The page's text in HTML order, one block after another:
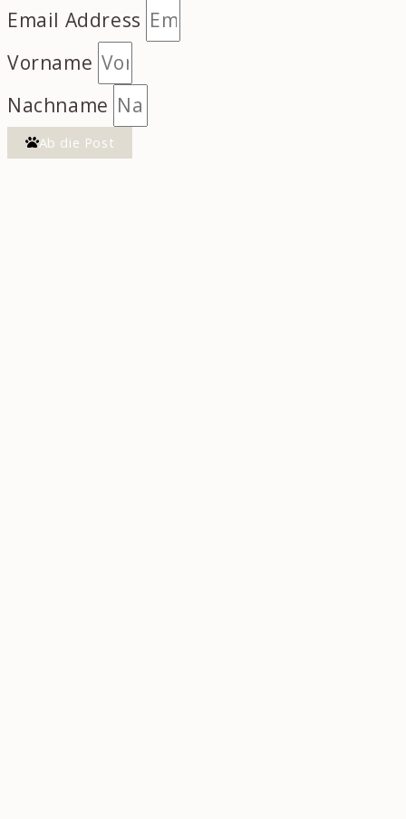
Email Address
Vorname
Nachname
Ab die Post